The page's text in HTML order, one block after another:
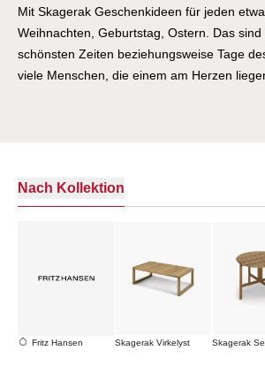
Mit Skagerak Geschenkideen für jeden
Weihnachten, Geburtstag, Ostern. Das
schönsten Zeiten beziehungsweise Tage
viele Menschen, die einem am Herzen
Skagerak Geschenkideen genau richtig.
aber nicht an Funktionalität ein. Die Stücke
Geschenkideen sind wetterfest Schenken
sehenden Stücke werden aus hochwertigem
Nach Kollektion
Fritz Hansen Skagerak Virkelyst Skagerak